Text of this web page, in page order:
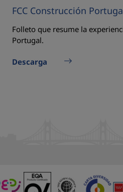
FCC Construcción
Folleto que resume la
Portugal.
Descarga